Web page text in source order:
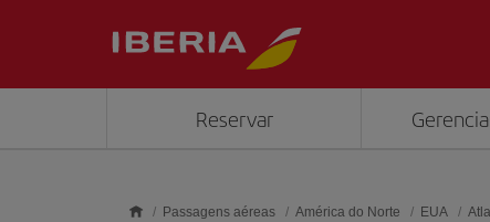
Reservar
Passagens aéreas América do Norte EUA